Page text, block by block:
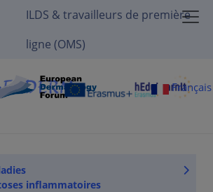
ILDS & travailleurs de première
ligne (OMS)
inflammatoires